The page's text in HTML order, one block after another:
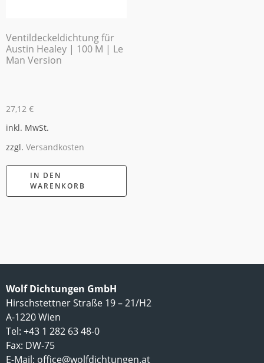
Ventildeckeldichtung für
Austin Healey | 100 M | Le
Man Version
27,12 €
inkl. MwSt.
zzgl. Versandkosten
IN DEN
WARENKORB
Wolf Dichtungen GmbH
Hirschstettner Straße 19 – 21/H2
A-1220 Wien
Tel: +43 1 282 63 48-0
Fax: DW-75
E-Mail: office@wolfdichtungen.at